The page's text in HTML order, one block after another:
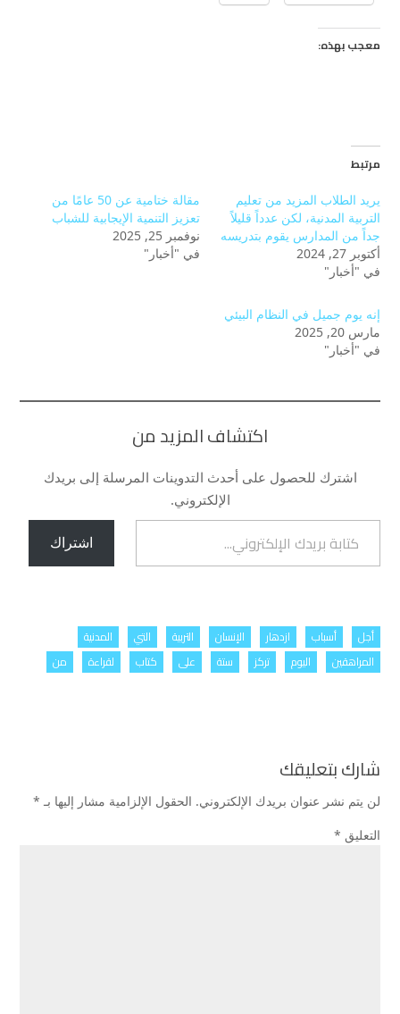
معجب بهذه:
مرتبط
يريد الطلاب المزيد من تعليم
التربية المدنية، لكن عدداً قليلاً
جداً من المدارس يقوم بتدريسه
أكتوبر 27, 2024
في "أخبار"
مقالة ختامية عن 50 عامًا من
تعزيز التنمية الإيجابية للشباب
نوفمبر 25, 2025
في "أخبار"
إنه يوم جميل في النظام البيئي
مارس 20, 2025
في "أخبار"
اكتشاف المزيد من
اشترك للحصول على أحدث التدوينات المرسلة إلى بريدك
الإلكتروني.
كتابة بريدك الإلكتروني...
اشتراك
أجل أسباب ازدهار الإنسان التربية التي
المدنية
المراهقين
اليوم تركز ستة على كتاب لقراءة من
شارك بتعليقك
لن يتم نشر عنوان بريدك الإلكتروني. الحقول الإلزامية مشار إليها بـ *
التعليق *